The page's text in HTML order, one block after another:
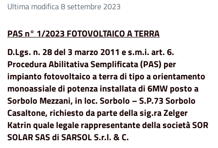
Ultima modifica 8 settembre 2023
PAS n° 1/2023 FOTOVOLTAICO A TERRA
D.Lgs. n. 28 del 3 marzo 2011 e s.m.i. art. 6.
Procedura Abilitativa Semplificata (PAS) per
impianto fotovoltaico a terra di tipo a orientamento
monoassiale di potenza installata di 6MW posto a
Sorbolo Mezzani, in loc. Sorbolo – S.P.73 Sorbolo
Casaltone, richiesto da parte della sig.ra Zelger
Katrin quale legale rappresentante della società SOR
SOLAR SAS di SARSOL S.r.l. & C.